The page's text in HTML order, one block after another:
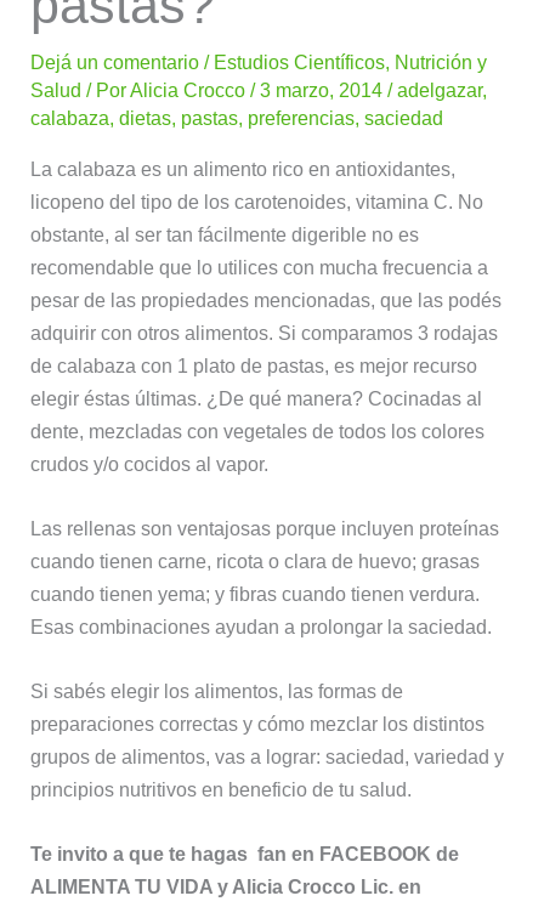
Dejá un comentario / Estudios Científicos, Nutrición y
Salud / PorAlicia Crocco/3 marzo, 2014/adelgazar,
calabaza,dietas, pastas, preferencias,saciedad
La calabaza es un alimento rico en antioxidantes,
licopeno del tipo de los carotenoides, vitamina C. No
obstante, al ser tan fácilmente digerible no es
recomendable que lo utilices con mucha frecuencia a
pesar de las propiedades mencionadas, que las podés
adquirir con otros alimentos. Si comparamos 3 rodajas
de calabaza con 1 plato de pastas, es mejor recurso
elegir éstas últimas. ¿De qué manera? Cocinadas al
dente, mezcladas con vegetales de todos los colores
crudos y/o cocidos al vapor.
Las rellenas son ventajosas porque incluyen proteínas
cuando tienen carne, ricota o clara de huevo; grasas
cuando tienen yema; y fibras cuando tienen verdura.
Esas combinaciones ayudan a prolongar la saciedad.
Si sabés elegir los alimentos, las formas de
preparaciones correctas y cómo mezclar los distintos
grupos de alimentos, vas a lograr: saciedad, variedad y
principios nutritivos en beneficio de tu salud.
Te invito a que te hagas fan en FACEBOOK de
ALIMENTA TU VIDA y Alicia Crocco Lic. en